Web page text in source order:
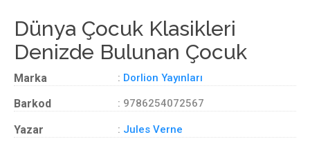
Dünya Çocuk Klasikleri
Denizde Bulunan Çocuk
Marka : Dorlion Yayınları
Barkod : 9786254072567
Yazar : Jules Verne